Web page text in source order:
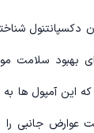
دکسپانتنول
بهبود سلامت
این آمپول ها
عوارض جانبی را